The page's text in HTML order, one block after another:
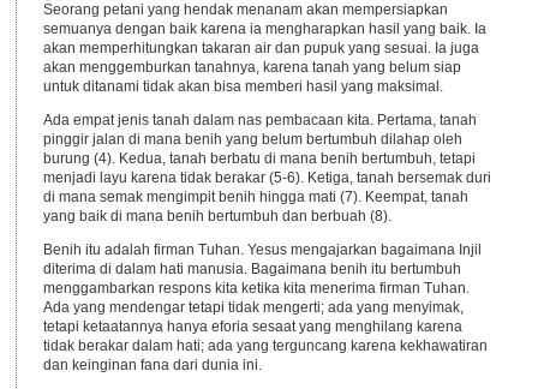
Seorang petani yang hendak menanam akan mempersiapkan
semuanya dengan baik karena ia mengharapkan hasil yang baik. Ia
akan memperhitungkan takaran air dan pupuk yang sesuai. Ia juga
akan menggemburkan tanahnya, karena tanah yang belum siap
untuk ditanami tidak akan bisa memberi hasil yang maksimal.
Ada empat jenis tanah dalam nas pembacaan kita. Pertama, tanah
pinggir jalan di mana benih yang belum bertumbuh dilahap oleh
burung (4). Kedua, tanah berbatu di mana benih bertumbuh, tetapi
menjadi layu karena tidak berakar (5-6). Ketiga, tanah bersemak duri
di mana semak mengimpit benih hingga mati (7). Keempat, tanah
yang baik di mana benih bertumbuh dan berbuah (8).
Benih itu adalah firman Tuhan. Yesus mengajarkan bagaimana Injil
diterima di dalam hati manusia. Bagaimana benih itu bertumbuh
menggambarkan respons kita ketika kita menerima firman Tuhan.
Ada yang mendengar tetapi tidak mengerti; ada yang menyimak,
tetapi ketaatannya hanya eforia sesaat yang menghilang karena
tidak berakar dalam hati; ada yang terguncang karena kekhawatiran
dan keinginan fana dari dunia ini.